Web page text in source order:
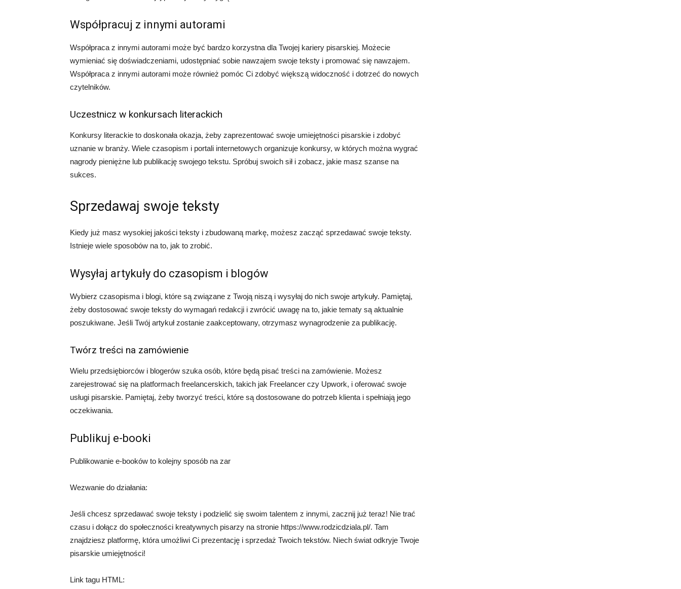
Współpracuj z innymi autorami
Współpraca z innymi autorami może być bardzo korzystna dla Twojej kariery pisarskiej. Możecie
wymieniać się doświadczeniami, udostępniać sobie nawzajem swoje teksty i promować się nawzajem.
Współpraca z innymi autorami może również pomóc Ci zdobyć większą widoczność i dotrzeć do nowych
czytelników.
Uczestnicz w konkursach literackich
Konkursy literackie to doskonała okazja, żeby zaprezentować swoje umiejętności pisarskie i zdobyć
uznanie w branży. Wiele czasopism i portali internetowych organizuje konkursy, w których można wygrać
nagrody pieniężne lub publikację swojego tekstu. Spróbuj swoich sił i zobacz, jakie masz szanse na
sukces.
Sprzedawaj swoje teksty
Kiedy już masz wysokiej jakości teksty i zbudowaną markę, możesz zacząć sprzedawać swoje teksty.
Istnieje wiele sposobów na to, jak to zrobić.
Wysyłaj artykuły do czasopism i blogów
Wybierz czasopisma i blogi, które są związane z Twoją niszą i wysyłaj do nich swoje artykuły. Pamiętaj,
żeby dostosować swoje teksty do wymagań redakcji i zwrócić uwagę na to, jakie tematy są aktualnie
poszukiwane. Jeśli Twój artykuł zostanie zaakceptowany, otrzymasz wynagrodzenie za publikację.
Twórz treści na zamówienie
Wielu przedsiębiorców i blogerów szuka osób, które będą pisać treści na zamówienie. Możesz
zarejestrować się na platformach freelancerskich, takich jak Freelancer czy Upwork, i oferować swoje
usługi pisarskie. Pamiętaj, żeby tworzyć treści, które są dostosowane do potrzeb klienta i spełniają jego
oczekiwania.
Publikuj e-booki
Publikowanie e-booków to kolejny sposób na zar
Wezwanie do działania:
Jeśli chcesz sprzedawać swoje teksty i podzielić się swoim talentem z innymi, zacznij już teraz! Nie trać
czasu i dołącz do społeczności kreatywnych pisarzy na stronie https://www.rodzicdziala.pl/. Tam
znajdziesz platformę, która umożliwi Ci prezentację i sprzedaż Twoich tekstów. Niech świat odkryje Twoje
pisarskie umiejętności!
Link tagu HTML: